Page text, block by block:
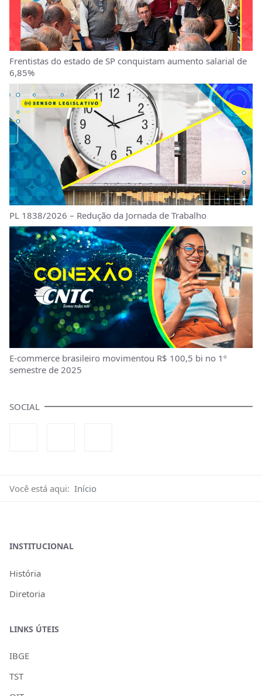
Frentistas do estado de SP conquistam aumento salarial de
6,85%
PL 1838/2026 – Redução da Jornada de Trabalho
E-commerce brasileiro movimentou R$ 100,5 bi no 1º
semestre de 2025
SOCIAL
Você está aqui: Início
INSTITUCIONAL
História
Diretoria
LINKS ÚTEIS
IBGE
TST